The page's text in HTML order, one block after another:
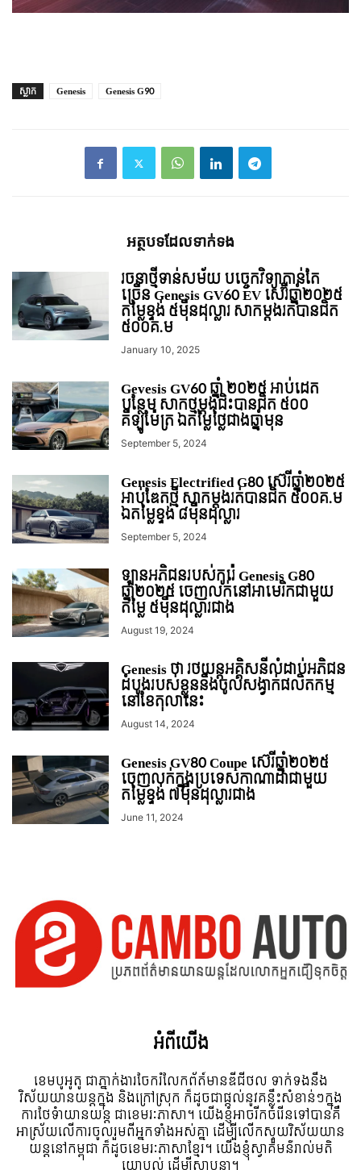
ស្លាក Genesis Genesis G90
អត្ថបទ​ដែល​ទាក់ទង
រចនាថ្មីទាន់សម័យ បច្ចេកវិទ្យាកាន់តែ
ច្រើន Genesis GV60 EV សេរ៊ីឆ្នាំ២០២៥
តម្លៃខ្ទង់ ៥មុឺនដុល្លារ សាកម្តងរត់បានជិត
៥០០គ.ម
January 10, 2025
Gevesis GV60 ឆ្នាំ ២០២៥ អាប់ដេត
បន្ថែម សាកថ្មម្តងជិះបានជិត ៥០០
គីឡូម៉ែត្រ ឯតម្លៃថ្លៃជាងឆ្នាំមុន
September 5, 2024
Genesis Electrified G80 ស៊េរីឆ្នាំ២០២៥
អាប់ឌែតថ្មី​ សាកម្តងរត់បានជិត ៥០០គ.ម
ឯតម្លៃខ្ទង់ ៨មុឺនដុល្លារ
September 5, 2024
ឡានអភិជនរបស់កូរ៉េ Genesis G80
ឆ្នាំ២០២៥ ចេញលក់នៅអាមេរិកជាមួយ
តម្លៃ ៥មុឺនដុល្លារជាង
August 19, 2024
Genesis ថា រថយន្តអគ្គិសនីលំដាប់អភិជន
ដំបូងរបស់ខ្លួននឹងចូលសង្វាក់ផលិតកម្ម
នៅខែតុលានេះ
August 14, 2024
Genesis GV80 Coupe ស៊េរីឆ្នាំ២០២៥
ចេញលក់ក្នុងប្រទេសកាណាដាជាមួយ
តម្លៃខ្ទង់ ៧មុឺនដុល្លារជាង
June 11, 2024
អំពី​យើង
ខេមបូអូតូ ជាភ្នាក់ងារចែករំលែកព័ត៍មានឌីជីថល ទាក់ទងនឹង
វិស័យយានយន្តក្នុង និងក្រៅស្រុក ក៏ដូចជាផ្តល់នូវគន្លឹះសំខាន់ៗក្នុង
ការថែទំាយានយន្ត ជាខេមរៈភាសា។ យើងខ្ញុំអាចរីកចំរើនទៅបានគឺ
អាស្រ័យលើការចូលរួមពីអ្នកទាំងអស់គ្នា ដើម្បីលើកស្ទួយវិស័យយាន
យន្តនៅកម្ពុជា ក៏ដូចខេមរៈភាសាខ្មែរ។ យើងខ្ញុំស្វាគមន៌រាល់មតិ